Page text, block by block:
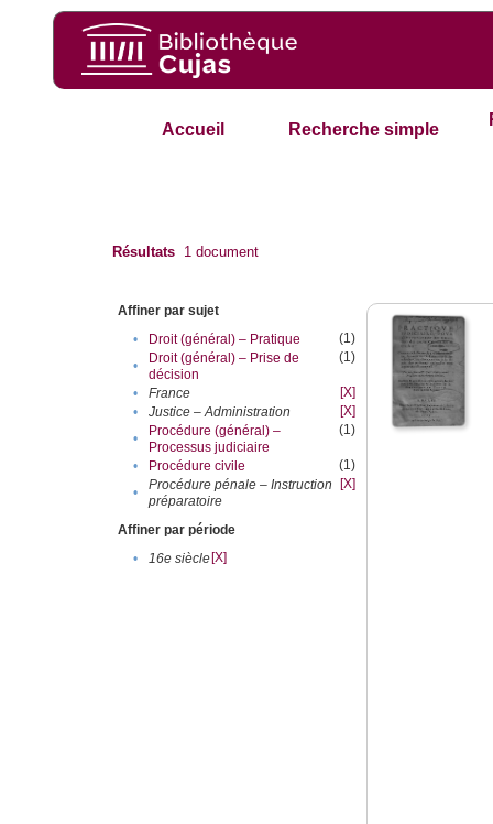
Accueil Recherche simple
Résultats 1 document
Affiner par sujet
•
Droit (général) – Pratique
(1)
•
Droit (général) – Prise de
décision
(1)
• France
[X]
•
Justice – Administration
[X]
•
Procédure (général) –
Processus judiciaire
(1)
• Procédure civile
(1)
•
Procédure pénale – Instruction
préparatoire
[X]
Affiner par période
•
16e siècle[X]